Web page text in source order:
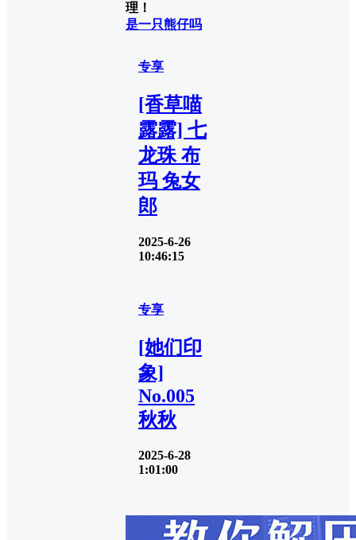
理！
是一只熊仔吗
专享
[香草喵
露露] 七
龙珠 布
玛 兔女
郎
2025-6-26
10:46:15
专享
[她们印
象]
No.005
秋秋
2025-6-28
1:01:00